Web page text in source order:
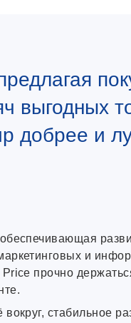
выгодных
добрее и
и
прочно
стабильное